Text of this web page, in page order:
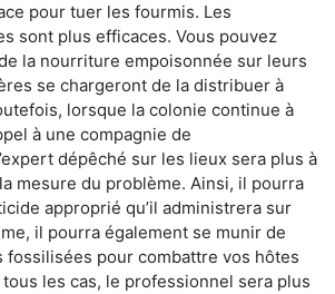
pour tuer les fourmis. Les
sont plus efficaces. Vous pouvez
la nourriture empoisonnée sur leurs
se chargeront de la distribuer à
lorsque la colonie continue à
à une compagnie de
dépêché sur les lieux sera plus à
mesure du problème. Ainsi, il pourra
approprié qu’il administrera sur
il pourra également se munir de
fossilisées pour combattre vos hôtes
les cas, le professionnel sera plus